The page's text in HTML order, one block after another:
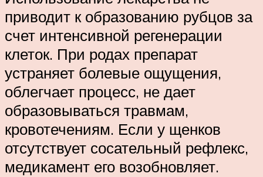
приводит к образованию рубцов за
счет интенсивной регенерации
клеток. При родах препарат
устраняет болевые ощущения,
облегчает процесс, не дает
образовываться травмам,
кровотечениям. Если у щенков
отсутствует сосательный рефлекс,
медикамент его возобновляет.